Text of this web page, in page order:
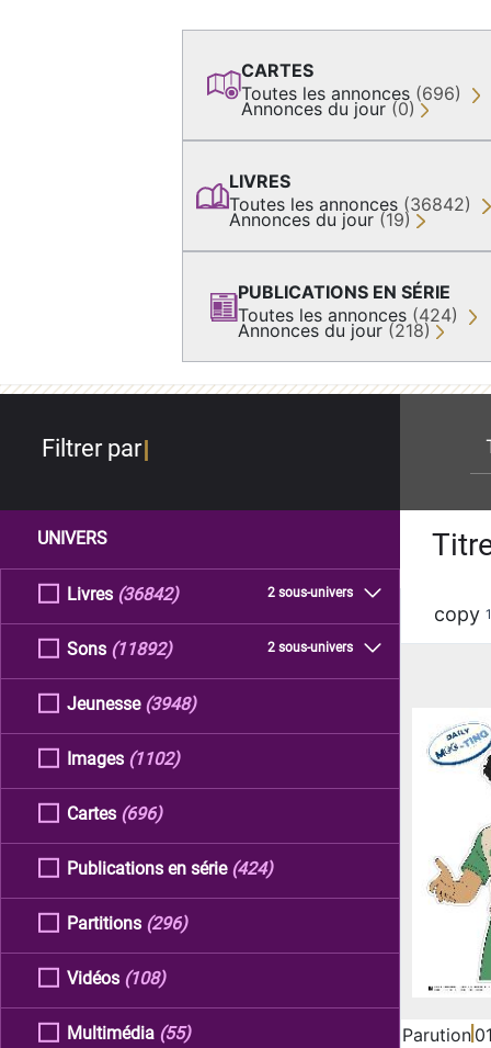
CARTES
Toutes les annonces (696)
Annonces du jour (0)
LIVRES
Toutes les annonces (36842)
Annonces du jour (19)
PUBLICATIONS EN SÉRIE
Toutes les annonces (424)
Annonces du jour (218)
Filtrer par
UNIVERS
Livres 2 sous-univers
(36842)
Sons 2 sous-univers
(11892)
Jeunesse (3948)
Images (1102)
Cartes (696)
Publications en série (424)
Partitions (296)
Vidéos (108)
Multimédia (55)
copy
Parution